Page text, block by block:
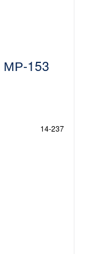
МР-153
14-237